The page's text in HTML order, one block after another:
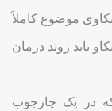
موضوع کاملاً
باید روند درمان
در یک چارچوب